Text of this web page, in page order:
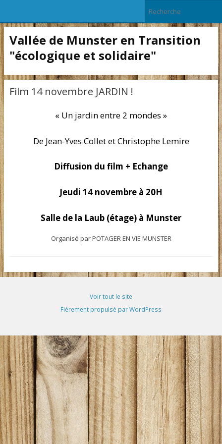
Vallée de Munster en Transition
"écologique et solidaire"
Film 14 novembre JARDIN !
« Un jardin entre 2 mondes »
De Jean-Yves Collet et Christophe Lemire
Diffusion du film + Echange
Jeudi 14 novembre à 20H
Salle de la Laub (étage) à Munster
Organisé par POTAGER EN VIE MUNSTER
Voir tout le site
Fièrement propulsé par WordPress